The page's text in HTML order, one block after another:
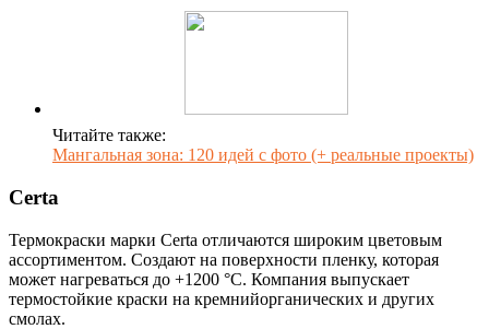
Читайте также:
Мангальная зона: 120 идей с фото (+ реальные проекты)
Certa
Термокраски марки Certa отличаются широким цветовым
ассортиментом. Создают на поверхности пленку, которая
может нагреваться до +1200 °C. Компания выпускает
термостойкие краски на кремнийорганических и других
смолах.